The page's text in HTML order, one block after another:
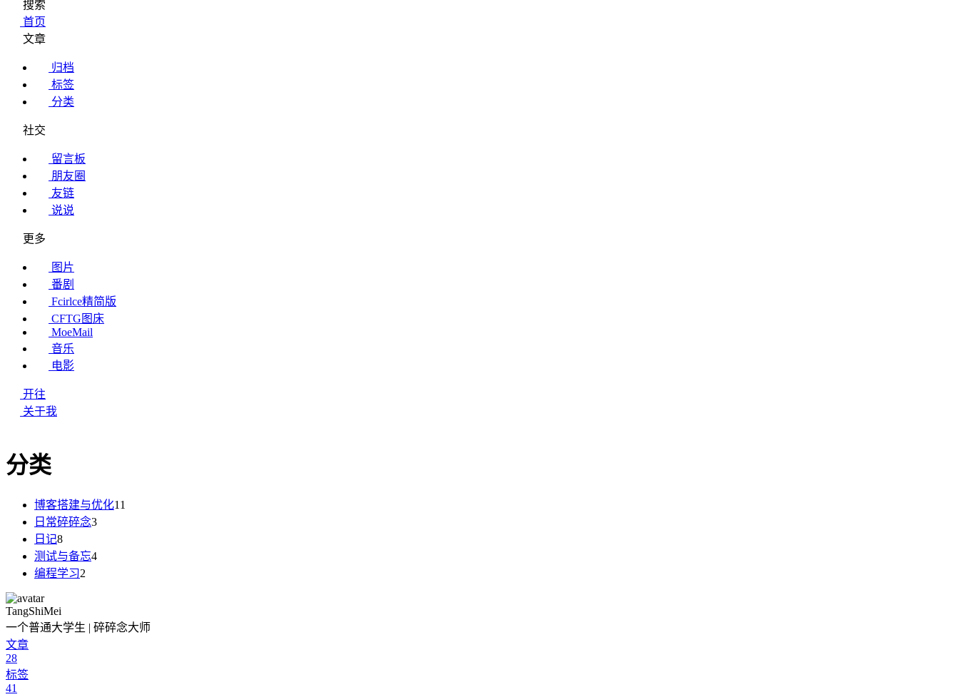
搜索
首页
文章
归档
标签
分类
社交
留言板
朋友圈
友链
说说
更多
图片
番剧
Fcirlce精简版
CFTG图床
MoeMail
音乐
电影
开往
关于我
分类
博客搭建与优化11
日常碎碎念3
日记8
测试与备忘4
编程学习2
TangShiMei
一个普通大学生 | 碎碎念大师
文章
28
标签
41